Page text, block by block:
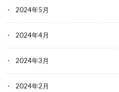
2024年5月
2024年4月
2024年3月
2024年2月